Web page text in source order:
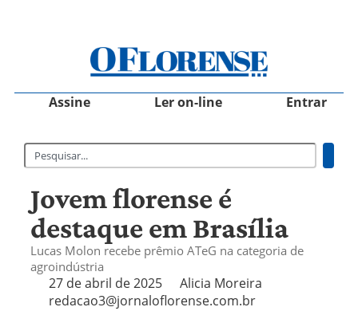
Assine Ler on-line Entrar
Jovem florense é
destaque em Brasília
Lucas Molon recebe prêmio ATeG na categoria de
agroindústria
27 de abril de 2025
Alicia Moreira
redacao3@jornaloflorense.com.br